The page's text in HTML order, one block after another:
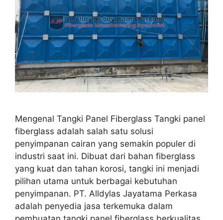
Mengenal Tangki Panel Fiberglass Tangki panel
fiberglass adalah salah satu solusi
penyimpanan cairan yang semakin populer di
industri saat ini. Dibuat dari bahan fiberglass
yang kuat dan tahan korosi, tangki ini menjadi
pilihan utama untuk berbagai kebutuhan
penyimpanan. PT. Alldylas Jayatama Perkasa
adalah penyedia jasa terkemuka dalam